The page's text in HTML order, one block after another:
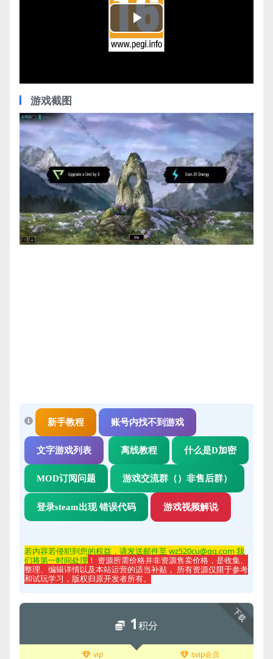
Play
游戏截图
新手教程 账号内找不到游戏
文字游戏列表 离线教程 什么是D加密
MOD订阅问题 游戏交流群（）非售后群）
登录steam出现 错误代码 游戏视频解说
若内容若侵犯到您的权益，请发送邮件至 wz520cu@qq.com 我
们将第一时间处理 ！ 资源所需价格并非资源售卖价格，是收集、
整理、编辑详情以及本站运营的适当补贴， 所有资源仅限于参考
和试玩学习，版权归原开发者所有。
下载
1积分
vip svip会员